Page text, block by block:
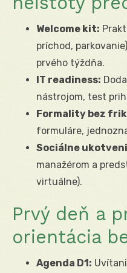
Welcome kit:
príchod,
prvého týždňa.
IT readiness:
nástrojom, test
Formality bez
formuláre,
Sociálne
manažérom a
virtuálne).
Prvý deň a
orientácia
Agenda D1: